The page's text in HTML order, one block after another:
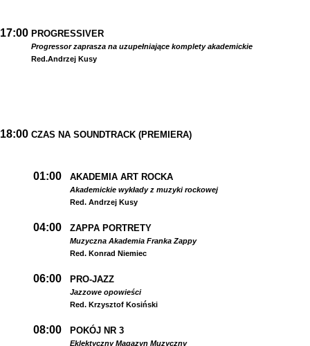
17:00 PROGRESSIVER
Progressor zaprasza na uzupełniające komplety akademickie
Red.Andrzej Kusy
18:00 CZAS NA SOUNDTRACK (PREMIERA)
01:00 AKADEMIA ART ROCKA
Akademickie wykłady z muzyki rockowej
Red. Andrzej Kusy
04:00 ZAPPA PORTRETY
Muzyczna Akademia Franka Zappy
Red. Konrad Niemiec
06:00 PRO-JAZZ
Jazzowe opowieści
Red. Krzysztof Kosiński
08:00 POKÓJ NR 3
Eklektyczny Magazyn Muzyczny